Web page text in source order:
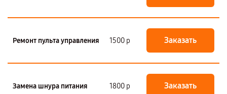
Ремонт пульта управления 1500 р Заказать
Замена шнура питания 1800 р Заказать